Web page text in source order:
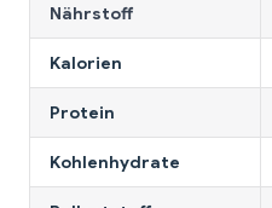
Nährstoff
Kalorien
Protein
Kohlenhydrate